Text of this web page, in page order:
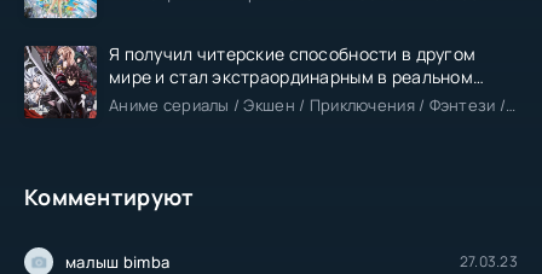
Я получил читерские способности в другом
мире и стал экстраординарным в реальном
мире
Аниме сериалы / Экшен / Приключения / Фэнтези / Анонсы
Комментируют
малыш bimba 27.03.23